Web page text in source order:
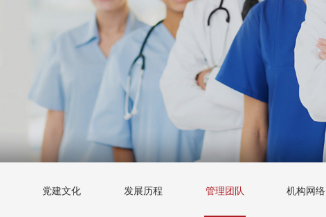
党建文化 发展历程 管理团队 机构网络